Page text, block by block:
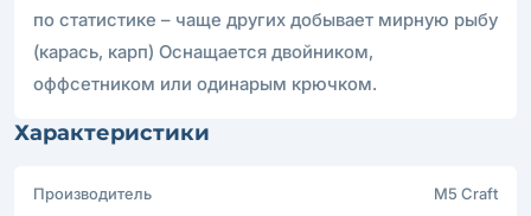
по статистике – чаще других добывает мирную рыбу
(карась, карп) Оснащается двойником,
оффсетником или одинарым крючком.
Характеристики
Производитель M5 Craft